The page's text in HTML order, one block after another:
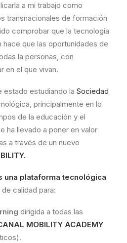
a mi trabajo como
transnacionales de formación
comprobar que la tecnología
hace que las oportunidades de
la personas, con
en el que vivan.
estado estudiando la Sociedad
principalmente en lo
de la educación y el
ha llevado a poner en valor
a través de un nuevo
una plataforma tecnológica
calidad para:
dirigida a todas las
MOBILITY ACADEMY